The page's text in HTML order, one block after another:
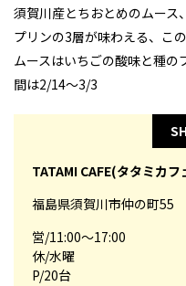
須賀川産とちおとめのムース
プリンの3層が味わえる、こ
ムースはいちごの酸味と種
間は2/14～3/3
TATAMI CAFE(タタミカフ
福島県須賀川市仲の町55
営/11:00～17:00
休/水曜
P/20台